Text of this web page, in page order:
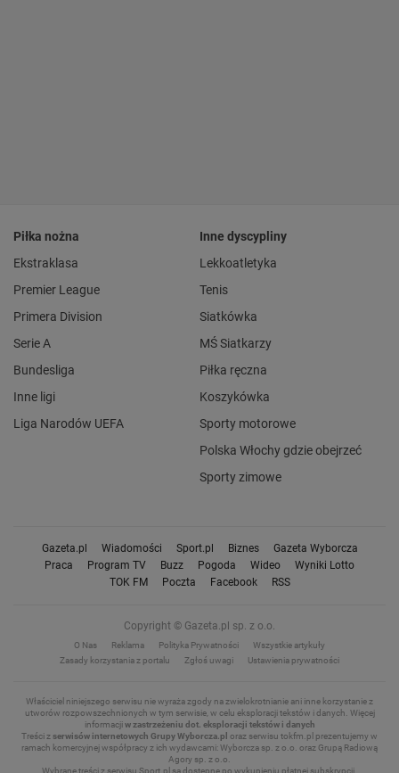
Piłka nożna
Ekstraklasa
Premier League
Primera Division
Serie A
Bundesliga
Inne ligi
Liga Narodów UEFA
Inne dyscypliny
Lekkoatletyka
Tenis
Siatkówka
MŚ Siatkarzy
Piłka ręczna
Koszykówka
Sporty motorowe
Polska Włochy gdzie obejrzeć
Sporty zimowe
Gazeta.pl Wiadomości Sport.pl Biznes
Gazeta Wyborcza
Praca
Program TV Buzz Pogoda Wideo
Wyniki Lotto
TOK FM
Poczta Facebook RSS
Copyright © Gazeta.pl sp. z o.o.
O Nas Reklama Polityka Prywatności
Wszystkie artykuły
Zasady korzystania z portalu
Zgłoś uwagi Ustawienia prywatności
Właściciel niniejszego serwisu nie wyraża zgody na zwielokrotnianie ani inne korzystanie z
utworów rozpowszechnionych w tym serwisie, w celu eksploracji tekstów i danych. Więcej
informacjiw zastrzeżeniu dot. eksploracji tekstów i danych
Treści zserwisów internetowych Grupy Wyborcza.pl oraz serwisu tokfm.pl prezentujemy w
ramach komercyjnej współpracy z ich wydawcami: Wyborcza sp. z o.o. oraz Grupą Radiową
Agory sp. z o.o.
Wybrane treści z serwisu Sport.pl są dostępne po wykupieniu płatnej subskrypcji.